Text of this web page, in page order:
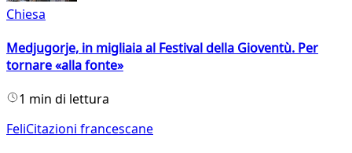
Chiesa
Medjugorje, in migliaia al Festival della Gioventù. Per
tornare «alla fonte»
1 min di lettura
FeliCitazioni francescane